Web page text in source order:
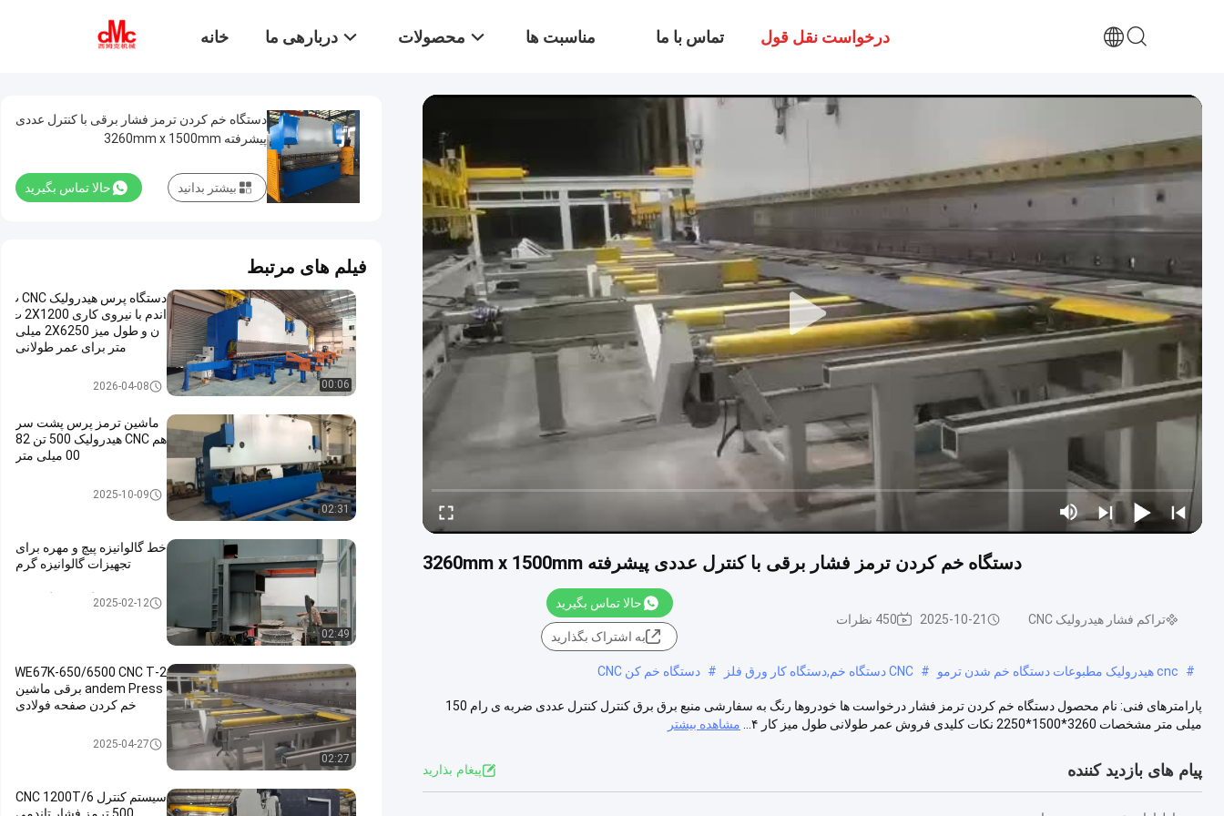
خانه دربارهی ما محصولات مناسبت ها تماس با ما درخواست نقل قول
دستگاه خم کردن ترمز فشار برقی با کنترل عددی پیشرفته 3260mm x 1500mm
تراکم فشار هیدرولیک CNC 2025-10-21 450 نظرات
حالا تماس بگیرید
به اشتراک بگذارید
# cnc هیدرولیک مطبوعات دستگاه خم شدن ترمو # CNC دستگاه خم,دستگاه کار ورق فلز # دستگاه خم کن CNC
پارامترهای فنی: نام محصول دستگاه خم کردن ترمز فشار درخواست ها خودروها رنگ به سفارشی منبع برق برق کنترل کنترل عددی ضربه ی رام 150
میلی متر مشخصات 3260*1500*2250 نکات کلیدی فروش عمر طولانی طول میز کار ۴...
مشاهده بیشتر
پیام های بازدید کننده پيغام بذاريد
دستگاه خم کردن ترمز فشار برقی با کنترل عددی
پیشرفته 3260mm x 1500mm
حالا تماس بگیرید بیشتر بدانید
فیلم های مرتبط
00:06
دستگاه پرس هیدرولیک CNC ت
اندم با نیروی کاری 2X1200 ت
ن و طول میز 2X6250 میلی
متر برای عمر طولانی
تراکم فشار هیدرولیک CNC
2026-04-08
02:31
ماشین ترمز پرس پشت سر
هم CNC هیدرولیک 500 تن 82
00 میلی متر
تراکم فشار هیدرولیک CNC
2025-10-09
02:49
خط گالوانیزه پیچ و مهره برای
تجهیزات گالوانیزه گرم
تجهیزات گالوانیزه گرم Dip
2025-02-12
02:27
2-WE67K-650/6500 CNC T
andem Press برقی ماشین
خم کردن صفحه فولادی
تراکم فشار هیدرولیک CNC
2025-04-27
سیستم کنترل CNC 1200T/6